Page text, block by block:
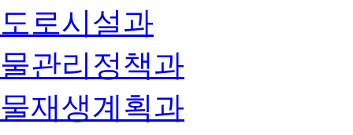
도로시설과
물관리정책과
물재생계획과